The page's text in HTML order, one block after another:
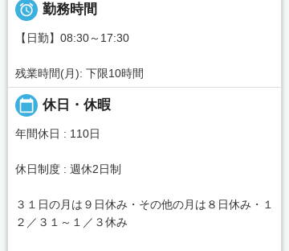
 勤務時間
【日勤】08:30～17:30
残業時間(月): 下限10時間
calendar_today 休日・休暇
年間休日 : 110日
休日制度 : 週休2日制
３１日の月は９日休み・その他の月は８日休み・１
２／３１～１／３休み